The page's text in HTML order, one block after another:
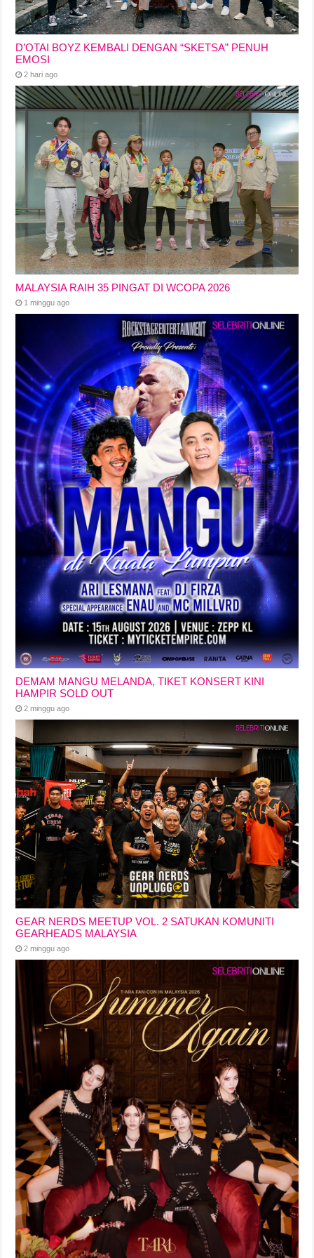
D’OTAI BOYZ KEMBALI DENGAN “SKETSA” PENUH
EMOSI
2 hari ago
MALAYSIA RAIH 35 PINGAT DI WCOPA 2026
1 minggu ago
DEMAM MANGU MELANDA, TIKET KONSERT KINI
HAMPIR SOLD OUT
2 minggu ago
GEAR NERDS MEETUP VOL. 2 SATUKAN KOMUNITI
GEARHEADS MALAYSIA
2 minggu ago